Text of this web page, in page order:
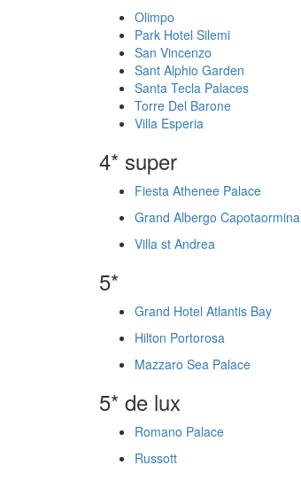
Olimpo
Park Hotel Silemi
San Vincenzo
Sant Alphio Garden
Santa Tecla Palaces
Torre Del Barone
Villa Esperia
4* super
Fiesta Athenee Palace
Grand Albergo Capotaormina
Villa st Andrea
5*
Grand Hotel Atlantis Bay
Hilton Portorosa
Mazzaro Sea Palace
5* de lux
Romano Palace
Russott